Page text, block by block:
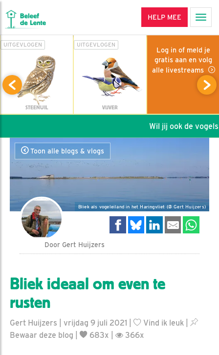
HELP MEE
UITGEVLOGEN
STEENUIL
UITGEVLOGEN
VIJVER
Log in of meld je
gratis aan en volg
alle livestreams
Wil jij ook de vogels
Toon alle blogs & vlogs
Bliek als vogeleiland in het Haringvliet (@ Gert Huijzers)
Door Gert Huijzers
Bliek ideaal om even te
rusten
Gert Huijzers | vrijdag 9 juli 2021 | Vind ik leuk
Bewaar deze blog
683x | 366x